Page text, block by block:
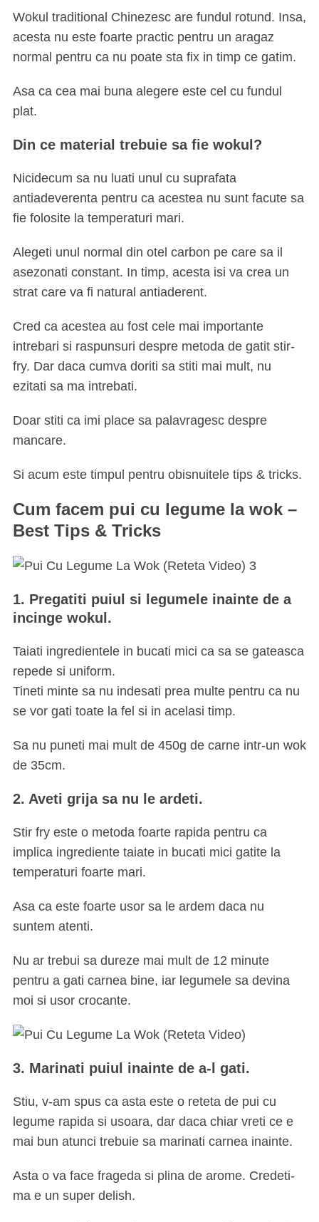
Wokul traditional Chinezesc are fundul rotund. Insa,
acesta nu este foarte practic pentru un aragaz
normal pentru ca nu poate sta fix in timp ce gatim.
Asa ca cea mai buna alegere este cel cu fundul
plat.
Din ce material trebuie sa fie wokul?
Nicidecum sa nu luati unul cu suprafata
antiadeverenta pentru ca acestea nu sunt facute sa
fie folosite la temperaturi mari.
Alegeti unul normal din otel carbon pe care sa il
asezonati constant. In timp, acesta isi va crea un
strat care va fi natural antiaderent.
Cred ca acestea au fost cele mai importante
intrebari si raspunsuri despre metoda de gatit stir-
fry. Dar daca cumva doriti sa stiti mai mult, nu
ezitati sa ma intrebati.
Doar stiti ca imi place sa palavragesc despre
mancare.
Si acum este timpul pentru obisnuitele tips & tricks.
Cum facem pui cu legume la wok –
Best Tips & Tricks
1. Pregatiti puiul si legumele inainte de a
incinge wokul.
Taiati ingredientele in bucati mici ca sa se gateasca
repede si uniform.
Tineti minte sa nu indesati prea multe pentru ca nu
se vor gati toate la fel si in acelasi timp.
Sa nu puneti mai mult de 450g de carne intr-un wok
de 35cm.
2. Aveti grija sa nu le ardeti.
Stir fry este o metoda foarte rapida pentru ca
implica ingrediente taiate in bucati mici gatite la
temperaturi foarte mari.
Asa ca este foarte usor sa le ardem daca nu
suntem atenti.
Nu ar trebui sa dureze mai mult de 12 minute
pentru a gati carnea bine, iar legumele sa devina
moi si usor crocante.
3. Marinati puiul inainte de a-l gati.
Stiu, v-am spus ca asta este o reteta de pui cu
legume rapida si usoara, dar daca chiar vreti ce e
mai bun atunci trebuie sa marinati carnea inainte.
Asta o va face frageda si plina de arome. Credeti-
ma e un super delish.